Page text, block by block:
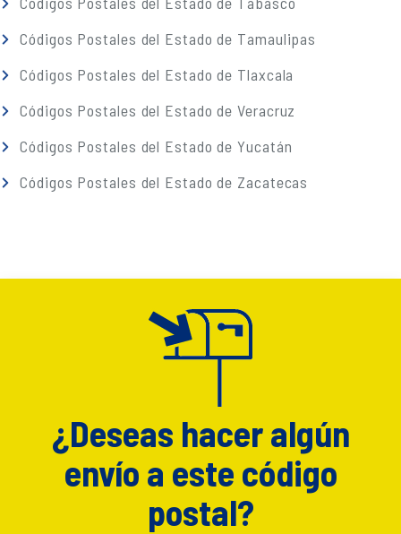
Códigos Postales del Estado de Tamaulipas
Códigos Postales del Estado de Tlaxcala
Códigos Postales del Estado de Veracruz
Códigos Postales del Estado de Yucatán
Códigos Postales del Estado de Zacatecas
¿Deseas hacer algún
envío a este código
postal?